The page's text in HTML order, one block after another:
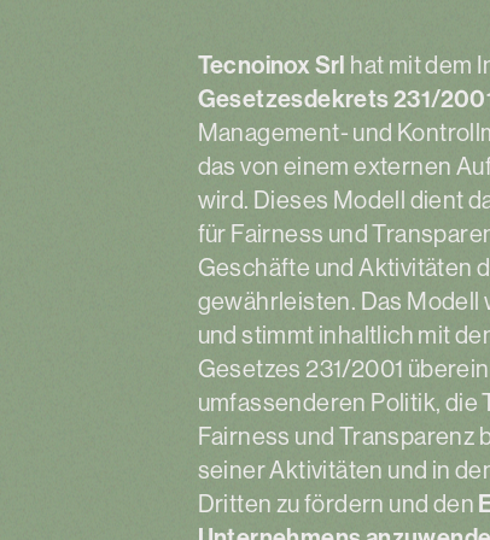
Tecnoinox Srl hat mit dem
Gesetzesdekrets 231/
Management- und
das von einem externen
wird. Dieses Modell dient
für Fairness und
Geschäfte und Aktivitäten
gewährleisten. Das
und stimmt inhaltlich mit
Gesetzes 231/2001
umfassenderen Politik, die
Fairness und Transparenz
seiner Aktivitäten und in
Dritten zu fördern und den